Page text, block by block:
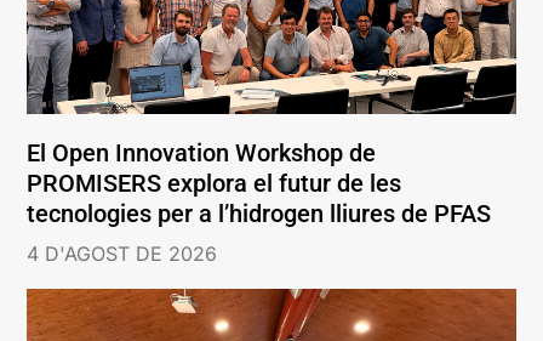
El Open Innovation Workshop de
PROMISERS explora el futur de les
tecnologies per a l’hidrogen lliures de PFAS
4 D'AGOST DE 2026